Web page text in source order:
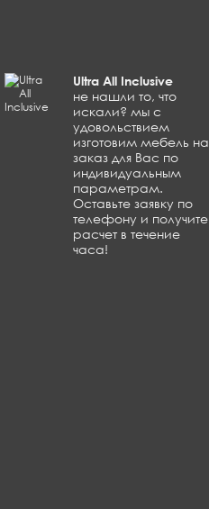
Ultra All Inclusive
не нашли то, что
искали? мы с
удовольствием
изготовим мебель на
заказ для Вас по
индивидуальным
параметрам.
Оставьте заявку по
телефону и получите
расчет в течение
часа!